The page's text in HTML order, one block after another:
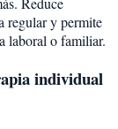
regular y permite
laboral o familiar.
individual